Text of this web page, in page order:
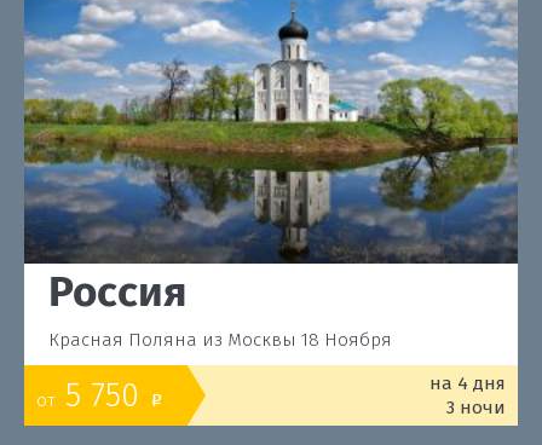
Россия
Красная Поляна из Москвы 18 Ноября
от 5 750 o
на 4 дня
3 ночи